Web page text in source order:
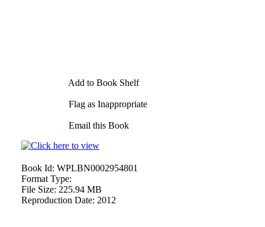
Add to Book Shelf
Flag as Inappropriate
Email this Book
Book Id: WPLBN0002954801
Format Type:
File Size: 225.94 MB
Reproduction Date: 2012